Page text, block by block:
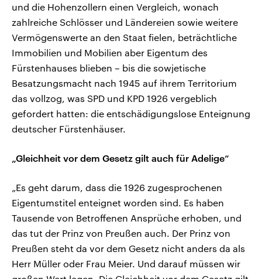
und die Hohenzollern einen Vergleich, wonach
zahlreiche Schlösser und Ländereien sowie weitere
Vermögenswerte an den Staat fielen, beträchtliche
Immobilien und Mobilien aber Eigentum des
Fürstenhauses blieben – bis die sowjetische
Besatzungsmacht nach 1945 auf ihrem Territorium
das vollzog, was SPD und KPD 1926 vergeblich
gefordert hatten: die entschädigungslose Enteignung
deutscher Fürstenhäuser.
„Gleichheit vor dem Gesetz gilt auch für Adelige“
„Es geht darum, dass die 1926 zugesprochenen
Eigentumstitel enteignet worden sind. Es haben
Tausende von Betroffenen Ansprüche erhoben, und
das tut der Prinz von Preußen auch. Der Prinz von
Preußen steht da vor dem Gesetz nicht anders da als
Herr Müller oder Frau Meier. Und darauf müssen wir